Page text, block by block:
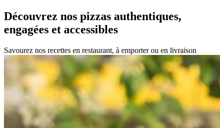
Découvrez nos pizzas authentiques,
engagées et accessibles
Savourez nos recettes en restaurant, à emporter ou en livraison